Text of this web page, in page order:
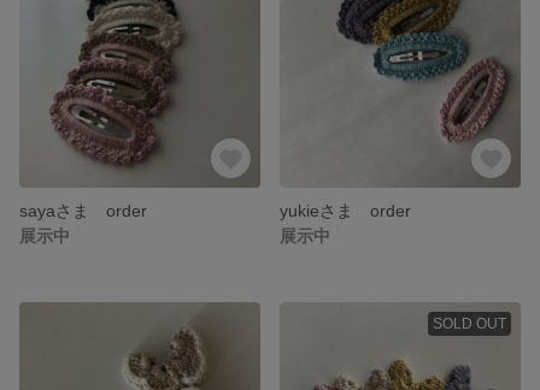
sayaさま order
展示中
yukieさま order
展示中
SOLD OUT